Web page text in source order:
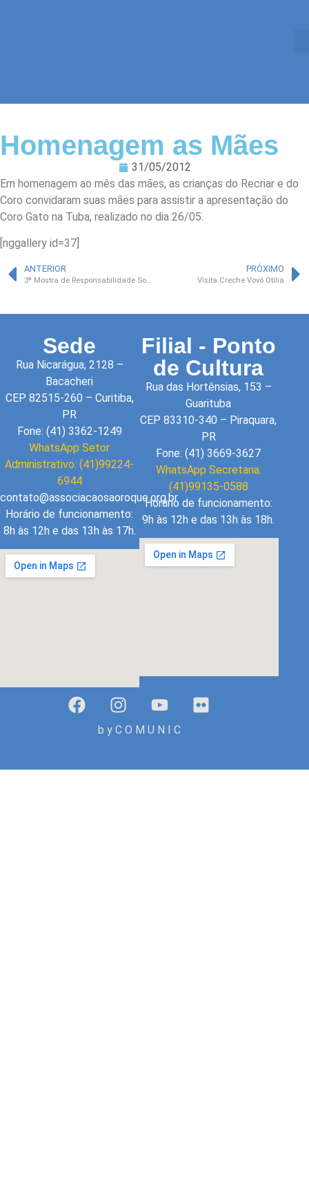
Homenagem as Mães
31/05/2012
Em homenagem ao mês das mães, as crianças do Recriar e do
Coro convidaram suas mães para assistir a apresentação do
Coro Gato na Tuba, realizado no dia 26/05.
[nggallery id=37]
ANTERIOR
3ª Mostra de Responsabilidade Social
PRÓXIMO
Visita Creche Vovó Otília
Sede
Rua Nicarágua, 2128 –
Bacacheri
CEP 82515-260 – Curitiba,
PR
Fone: (41) 3362-1249
WhatsApp Setor
Administrativo: (41)99224-
6944
contato@associacaosaoroque.org.br
Horário de funcionamento:
8h às 12h e das 13h às 17h.
Filial - Ponto
de Cultura
Rua das Hortênsias, 153 –
Guarituba
CEP 83310-340 – Piraquara,
PR
Fone: (41) 3669-3627
WhatsApp Secretaria:
(41)99135-0588
Horário de funcionamento:
9h às 12h e das 13h às 18h.
b y C O M U N I C